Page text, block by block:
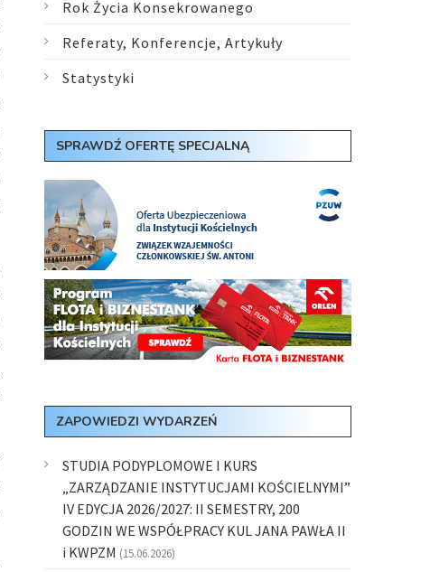
Rok Życia Konsekrowanego
Referaty, Konferencje, Artykuły
Statystyki
SPRAWDŹ OFERTĘ SPECJALNĄ
ZAPOWIEDZI WYDARZEŃ
STUDIA PODYPLOMOWE I KURS
„ZARZĄDZANIE INSTYTUCJAMI KOŚCIELNYMI”
IV EDYCJA 2026/2027: II SEMESTRY, 200
GODZIN WE WSPÓŁPRACY KUL JANA PAWŁA II
i KWPZM (15.06.2026)